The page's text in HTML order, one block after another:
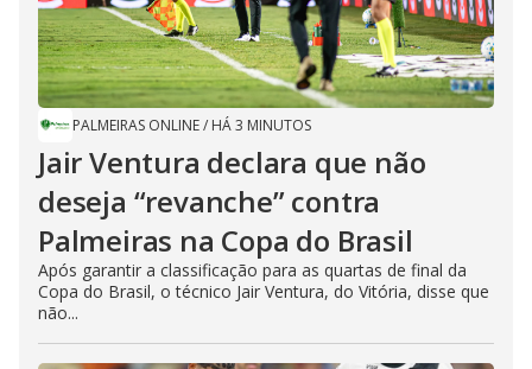
PALMEIRAS ONLINE/ HÁ 3 MINUTOS
Jair Ventura declara que não
deseja “revanche” contra
Palmeiras na Copa do Brasil
Após garantir a classificação para as quartas de final da
Copa do Brasil, o técnico Jair Ventura, do Vitória, disse que
não...